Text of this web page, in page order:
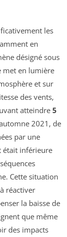
les
en
désigné sous
met en lumière
et sur
des vents,
atteindre 5
2021, de
par une
était inférieure
Cette situation
réactiver
la baisse de
que même
des impacts